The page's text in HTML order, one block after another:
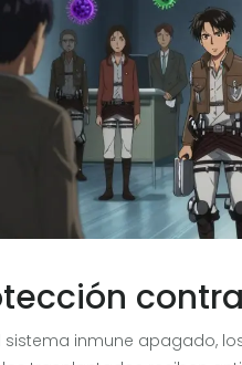
sistema inmune apagado,